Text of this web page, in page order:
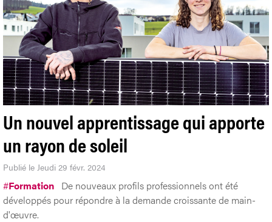
Un nouvel apprentissage qui apporte
un rayon de soleil
Publié le Jeudi 29 févr. 2024
#Formation De nouveaux profils professionnels ont été
développés pour répondre à la demande croissante de main-
d'œuvre.